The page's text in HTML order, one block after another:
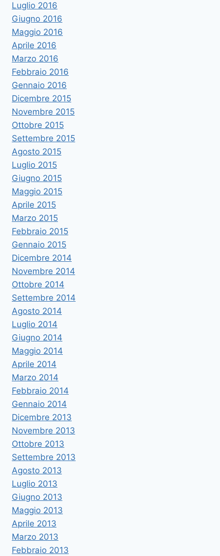
Luglio 2016
Giugno 2016
Maggio 2016
Aprile 2016
Marzo 2016
Febbraio 2016
Gennaio 2016
Dicembre 2015
Novembre 2015
Ottobre 2015
Settembre 2015
Agosto 2015
Luglio 2015
Giugno 2015
Maggio 2015
Aprile 2015
Marzo 2015
Febbraio 2015
Gennaio 2015
Dicembre 2014
Novembre 2014
Ottobre 2014
Settembre 2014
Agosto 2014
Luglio 2014
Giugno 2014
Maggio 2014
Aprile 2014
Marzo 2014
Febbraio 2014
Gennaio 2014
Dicembre 2013
Novembre 2013
Ottobre 2013
Settembre 2013
Agosto 2013
Luglio 2013
Giugno 2013
Maggio 2013
Aprile 2013
Marzo 2013
Febbraio 2013